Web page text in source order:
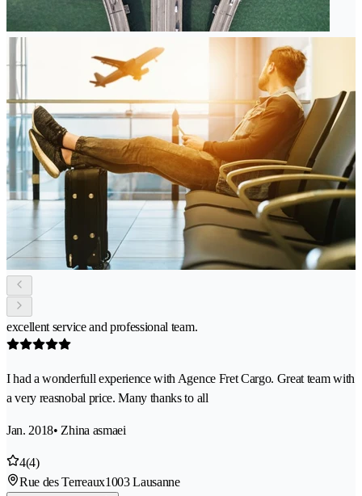
excellent service and professional team.
I had a wonderfull experience with Agence Fret Cargo. Great team with
a very reasnobal price. Many thanks to all
Jan. 2018• Zhina asmaei
4(4)
Rue des Terreaux1003 Lausanne